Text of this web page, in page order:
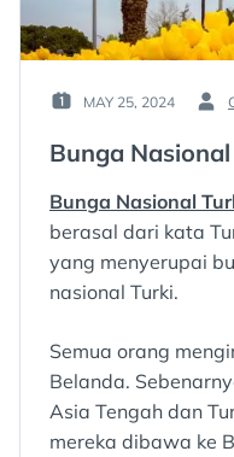
POSTED
MAY 25, 2024
BY
Bunga
Bunga Nasional
berasal dari kata
yang menyerupai
nasional Turki.
Semua orang
Belanda.
Asia Tengah dan
mereka dibawa ke